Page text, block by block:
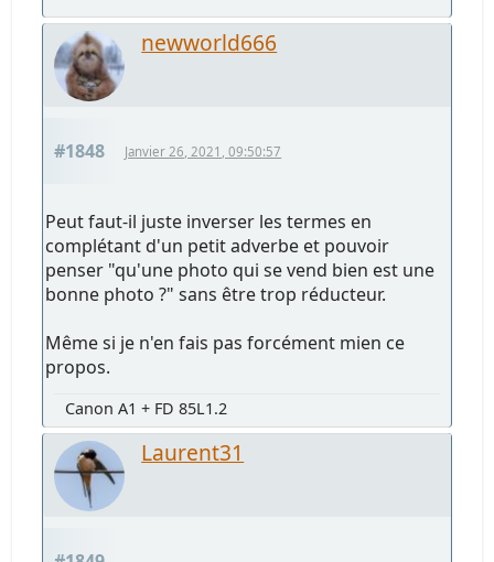
newworld666
#1848 Janvier 26, 2021, 09:50:57
Peut faut-il juste inverser les termes en
complétant d'un petit adverbe et pouvoir
penser "qu'une photo qui se vend bien est une
bonne photo ?" sans être trop réducteur.
Même si je n'en fais pas forcément mien ce
propos.
Canon A1 + FD 85L1.2
Laurent31